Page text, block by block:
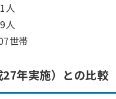
帯
年実施）との比較